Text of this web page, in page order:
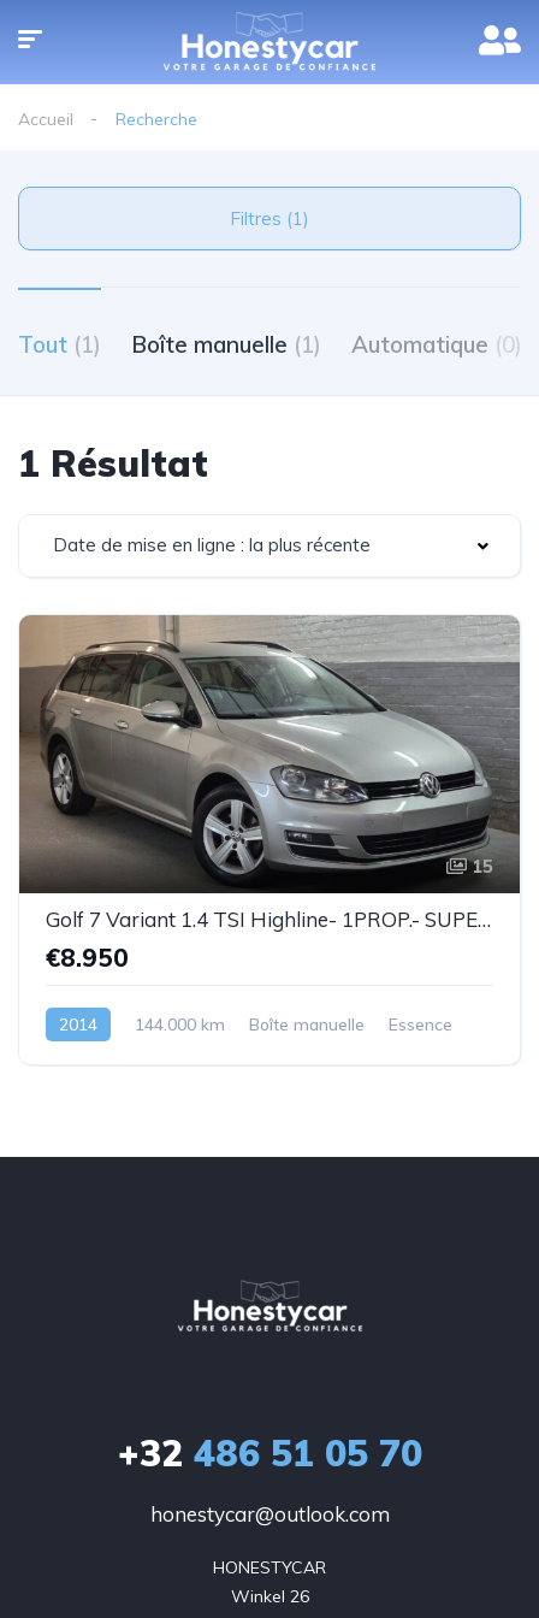
Accueil Recherche
Filtres (1)
Tout (1) Boîte manuelle (1) Automatique (0)
1 Résultat
Date de mise en ligne : la plus récente
15
Golf 7 Variant 1.4 TSI Highline- 1PROP.- SUPERBE ETAT !!! - Garantie
€8.950
2014 144.000 km Boîte manuelle Essence
+32 486 51 05 70
honestycar@outlook.com
HONESTYCAR
Winkel 26